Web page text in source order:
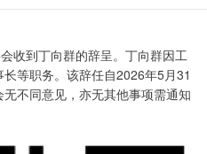
收到丁向群的辞呈。丁向群因工
等职务。该辞任自2026年5月31
不同意见，亦无其他事项需通知